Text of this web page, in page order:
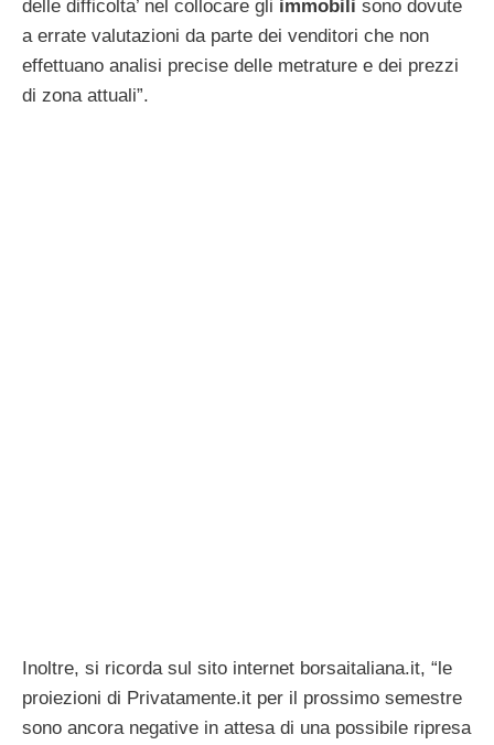
delle difficolta’ nel collocare gli immobili sono dovute
a errate valutazioni da parte dei venditori che non
effettuano analisi precise delle metrature e dei prezzi
di zona attuali”.
Inoltre, si ricorda sul sito internet borsaitaliana.it, “le
proiezioni di Privatamente.it per il prossimo semestre
sono ancora negative in attesa di una possibile ripresa